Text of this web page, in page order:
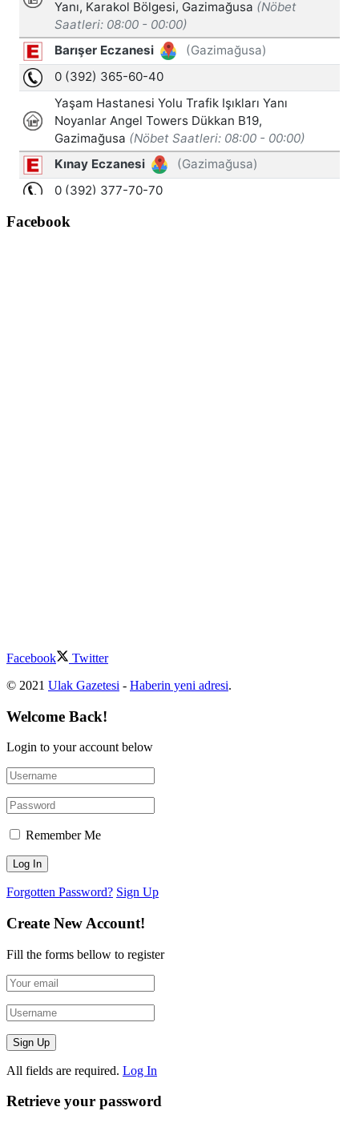
Facebook
Facebook
Twitter
© 2021 Ulak Gazetesi - Haberin yeni adresi.
Welcome Back!
Login to your account below
Remember Me
Forgotten Password? Sign Up
Create New Account!
Fill the forms bellow to register
All fields are required. Log In
Retrieve your password